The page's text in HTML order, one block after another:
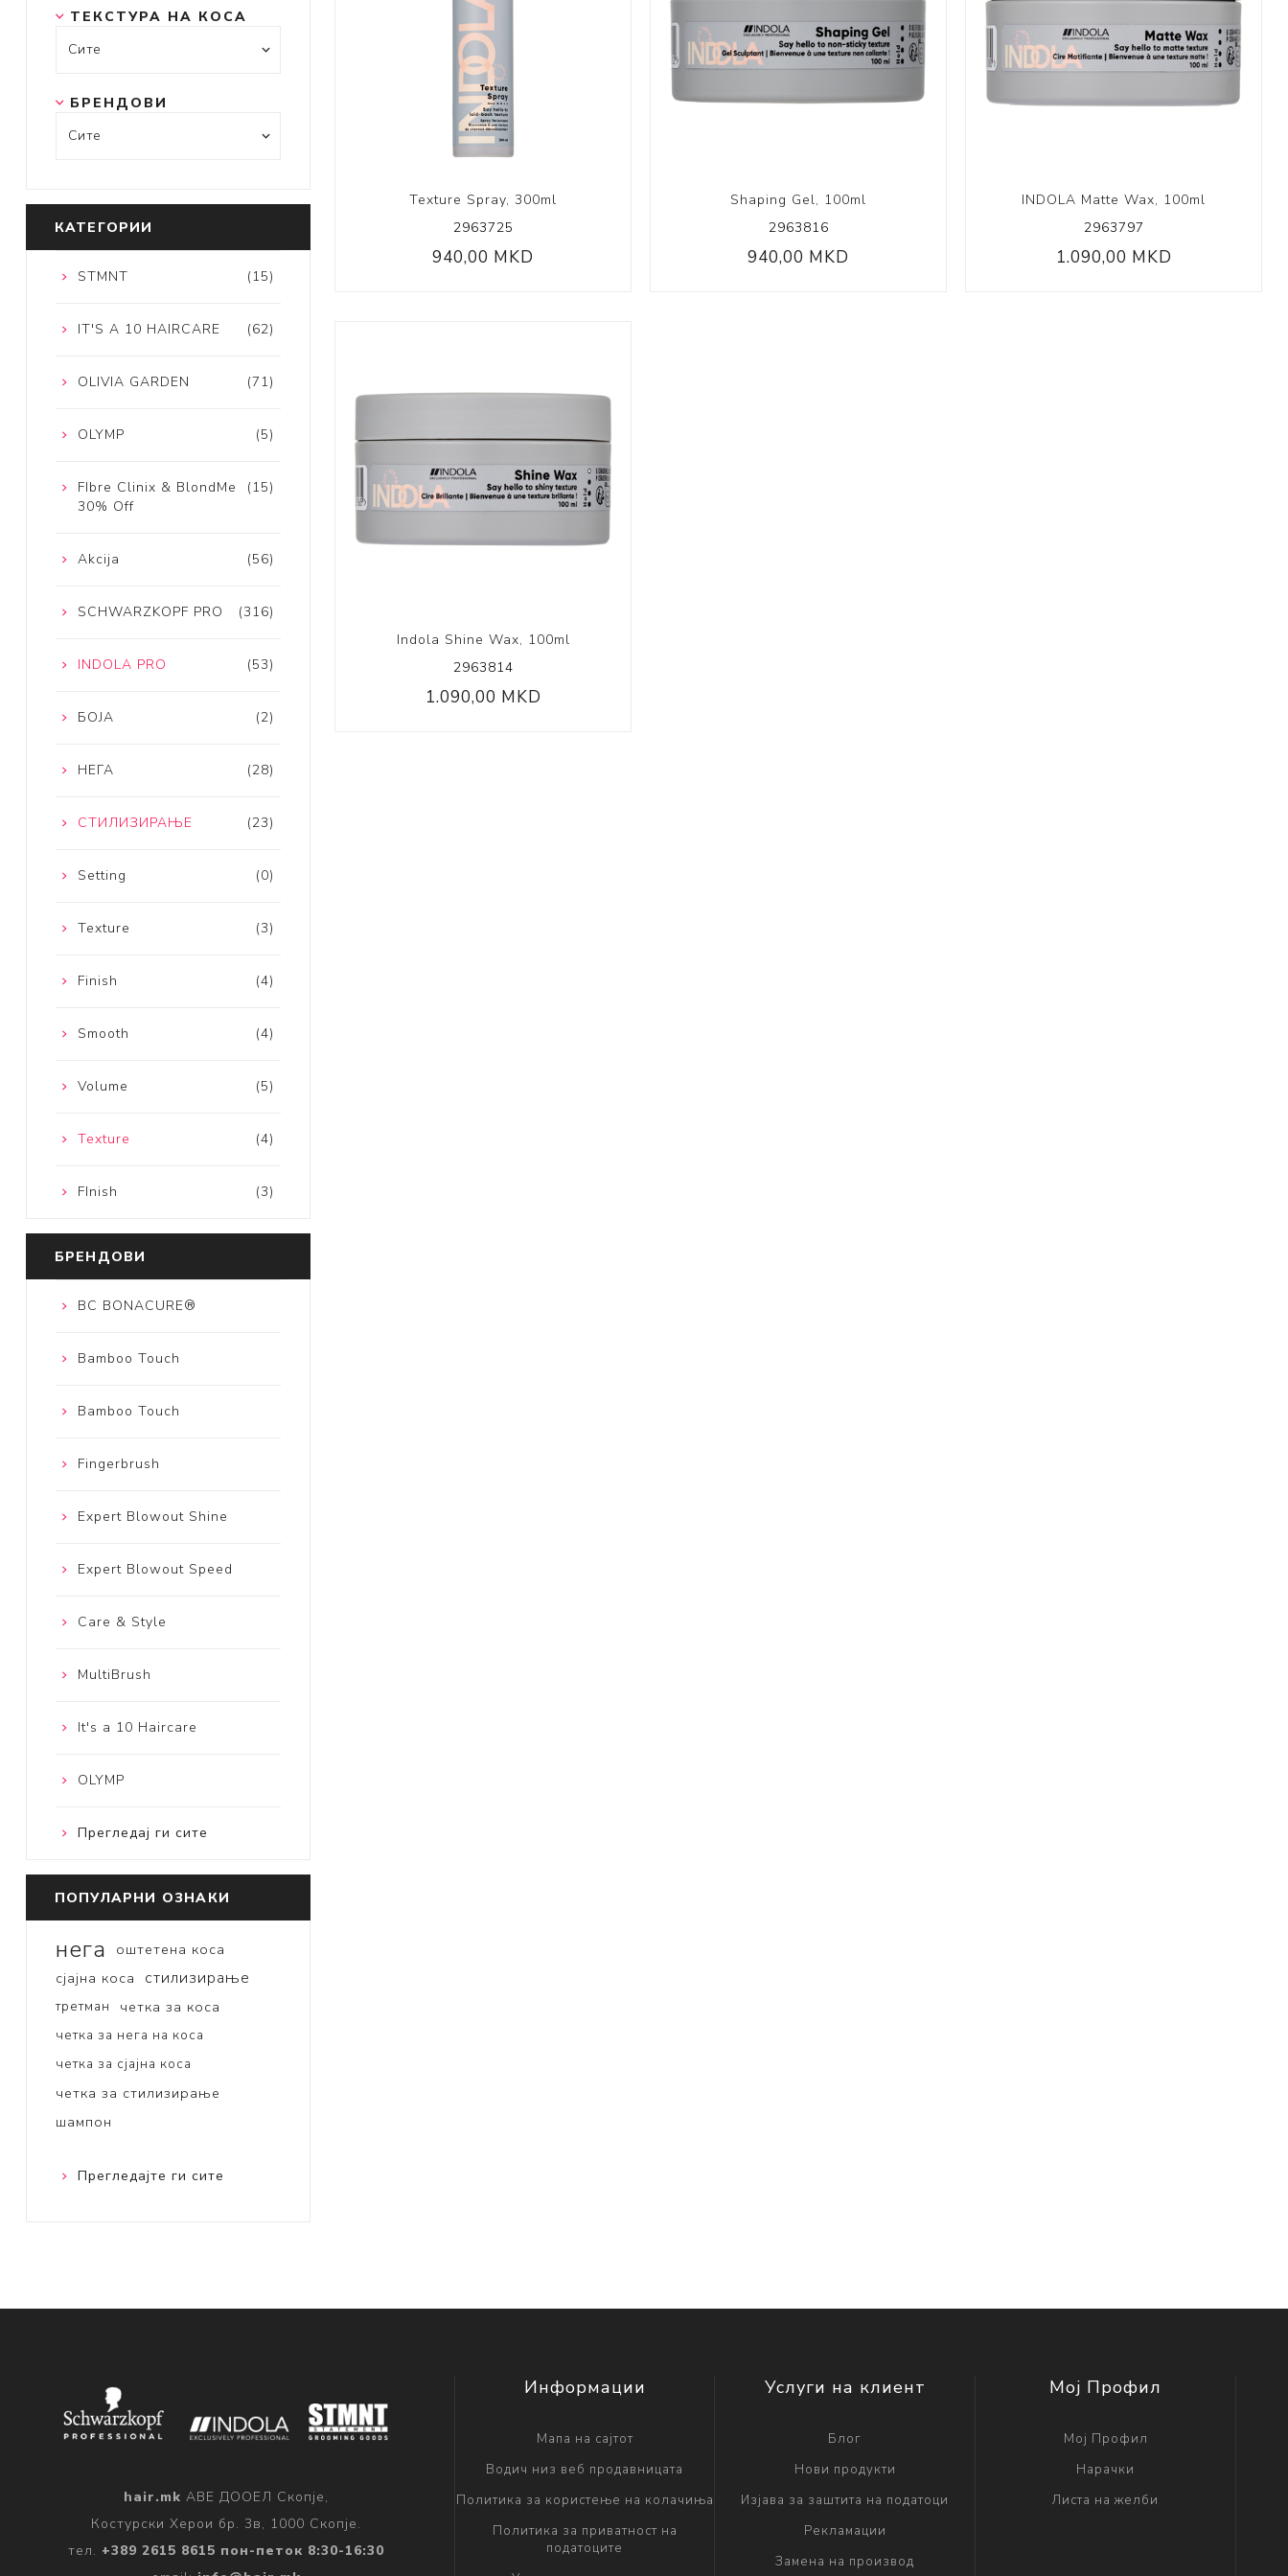
Coily Collection
Texture Spray, 300ml
2963725
940,00 MKD
Shaping Gel, 100ml
2963816
940,00 MKD
INDOLA Matte Wax, 100ml
2963797
1.090,00 MKD
Indola Shine Wax, 100ml
2963814
1.090,00 MKD
ТЕКСТУРА НА КОСА
БРЕНДОВИ
КАТЕГОРИИ
(15)
STMNT
(62)
IT'S A 10 HAIRCARE
(71)
OLIVIA GARDEN
(5)
OLYMP
(15)
FIbre Clinix & BlondMe
30% Off
(56)
Akcija
(316)
SCHWARZKOPF PRO
(53)
INDOLA PRO
(2)
БОЈА
(28)
НЕГА
(23)
СТИЛИЗИРАЊЕ
(0)
Setting
(3)
Texture
(4)
Finish
(4)
Smooth
(5)
Volume
(4)
Texture
(3)
FInish
БРЕНДОВИ
BC BONACURE®
Bamboo Touch
Bamboo Touch
Fingerbrush
Expert Blowout Shine
Expert Blowout Speed
Care & Style
MultiBrush
It's a 10 Haircare
OLYMP
Прегледај ги сите
ПОПУЛАРНИ ОЗНАКИ
нега
оштетена коса
сјајна коса
стилизирање
третман четка за коса
четка за нега на коса
четка за сјајна коса
четка за стилизирање
шампон
Прегледајте ги сите
hair.mk АВЕ ДООЕЛ Скопје,
Костурски Херои бр. 3в, 1000 Скопје.
тел. +389 2615 8615 пон-петок 8:30-16:30
Информации
Мапа на сајтот
Водич низ веб продавницата
Политика за користење на колачиња
Политика за приватност на
податоците
Услуги на клиент
Блог
Нови продукти
Изјава за заштита на податоци
Рекламации
Замена на производ
Мој Профил
Мој Профил
Нарачки
Листа на желби